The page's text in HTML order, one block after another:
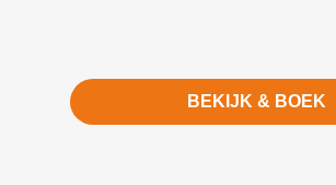
BEKIJK & BOEK